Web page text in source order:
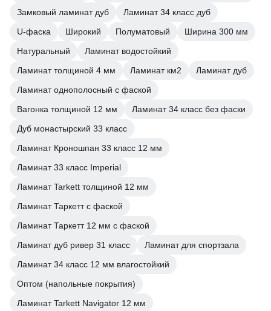
Замковый ламинат дуб
Ламинат 34 класс дуб
U-фаска
Широкий Полуматовый
Ширина 300 мм
Натуральный
Ламинат водостойкий
Ламинат толщиной 4 мм
Ламинат км2
Ламинат дуб
Ламинат однополосный с фаской
Вагонка толщиной 12 мм
Ламинат 34 класс без фаски
Дуб монастырский 33 класс
Ламинат Кроношпан 33 класс 12 мм
Ламинат 33 класс Imperial
Ламинат Tarkett толщиной 12 мм
Ламинат Таркетт с фаской
Ламинат Таркетт 12 мм с фаской
Ламинат дуб ривер 31 класс
Ламинат для спортзала
Ламинат 34 класс 12 мм влагостойкий
Оптом (напольные покрытия)
Ламинат Tarkett Navigator 12 мм